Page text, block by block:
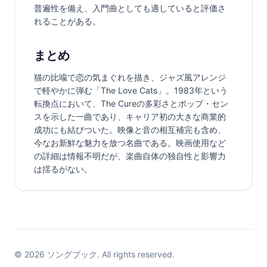
普遍性を備え、入門曲としても適していると評価さ
れることがある。
まとめ
猫の比喩で恋の気まぐれを描き、ジャズ風アレンジ
で軽やかに弾む「The Love Cats」。1983年という
転換点において、The Cureの多彩さとポップ・セン
スを示した一曲であり、キャリア初の大きな商業的
成功にも結びついた。映像と音の相互補完も含め、
今なお新鮮な魅力を放つ名曲である。映画使用など
の詳細は情報不明だが、楽曲自体の独自性と影響力
は揺るがない。
© 2026 ソングブック. All rights reserved.